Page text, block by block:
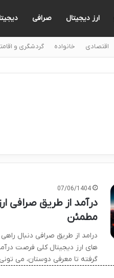
ارز دیجیتال صرافی
اقتصادی خانواده گردشگری و
07/06/1404
درآمد از طریق صرافی
مطمئن
درامد از طریق صرافی دنبال
های ارز دیجیتال کلی فرصت
گرفته تا معرفی دوستان، می